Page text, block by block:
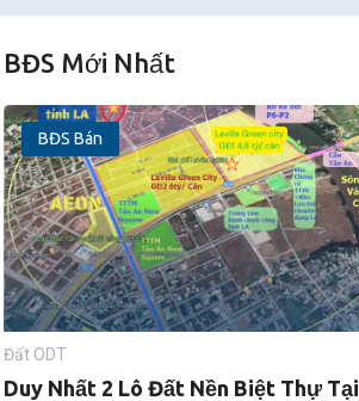
BĐS Mới Nhất
BĐS Bán
Đất ODT
Duy Nhất 2 Lô Đất Nền Biệt Thự Tại